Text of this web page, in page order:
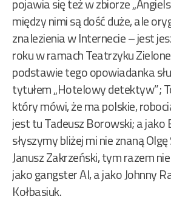
pojawia się też w zbiorze
między nimi są dość duże, ale
znalezienia w Internecie – jest
roku w ramach Teatrzyku
podstawie tego opowiadanka
tytułem „Hotelowy detektyw”;
który mówi, że ma polskie,
jest tu Tadeusz Borowski; a jako
słyszymy bliżej mi nie znaną
Janusz Zakrzeński, tym razem
jako gangster Al, a jako Johnny
Kołbasiuk.